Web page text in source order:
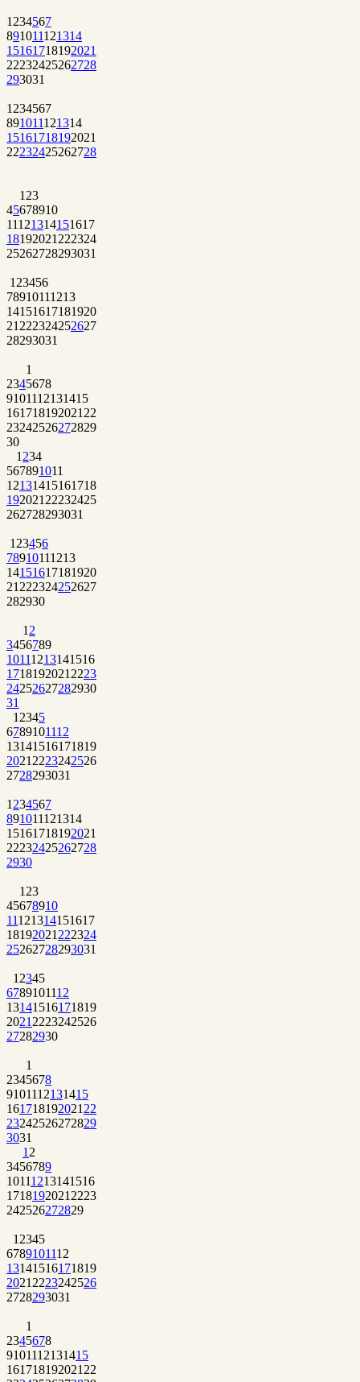
1 234567
891011121314
15161718192021
22232425262728
293031
1 234567
891011121314
15161718192021
22232425262728
1 23
45678910
11121314151617
18192021 222324
25262728293031
1 23456
78910111213
14151617181920
21 222324252627
28293031
1
2345678
9101112131415
161718192021 22
23242526272829
30
1 234
567891011
12131415161718
192021 22232425
262728293031
1 23456
78910111213
14151617181920
21 222324252627
282930
1 2
3456789
10111213141516
1718192021 2223
24252627282930
31
1 2345
6789101112
13141516171819
2021 2223242526
2728293031
1 234567
891011121314
15161718192021
22232425262728
2930
1 23
45678910
11121314151617
18192021 222324
25262728293031
1 2345
6789101112
13141516171819
2021 2223242526
27282930
1
2345678
9101112131415
161718192021 22
23242526272829
3031
1 2
3456789
10111213141516
1718192021 2223
242526272829
1 2345
6789101112
13141516171819
2021 2223242526
2728293031
1
2345678
9101112131415
161718192021 22